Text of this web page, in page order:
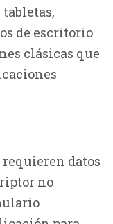
de escritorio
clásicas que
datos
no